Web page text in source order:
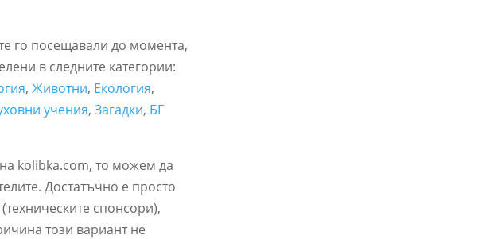
го посещавали до момента,
в следните категории:
,Животни, Екология,
учения,Загадки, БГ
kolibka.com, то можем да
Достатъчно е просто
спонсори),
този вариант не